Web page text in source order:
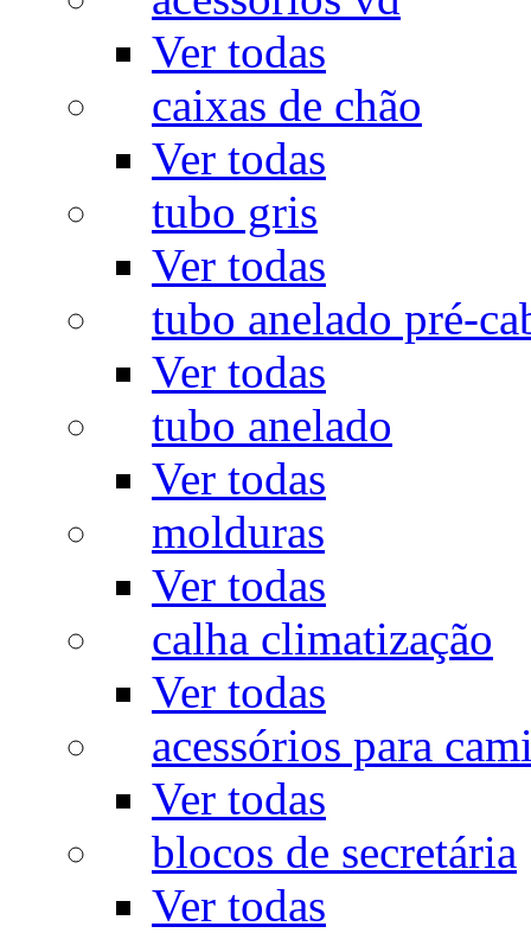
Ver todas
caixas de chão
Ver todas
tubo gris
Ver todas
tubo anelado pré-
Ver todas
tubo anelado
Ver todas
molduras
Ver todas
calha climatização
Ver todas
acessórios para
Ver todas
blocos de secretária
Ver todas